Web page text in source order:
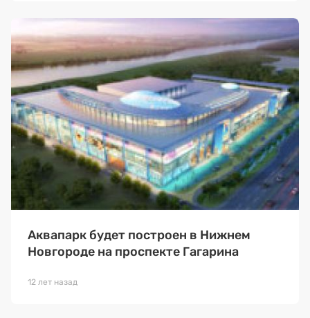
Аквапарк будет построен в Нижнем
Новгороде на проспекте Гагарина
12 лет назад